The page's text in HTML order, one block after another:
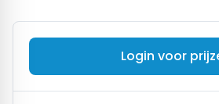
Login voor